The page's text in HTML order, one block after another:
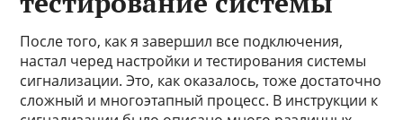
После того, как я завершил все подключения,
настал черед настройки и тестирования системы
сигнализации. Это, как оказалось, тоже достаточно
сложный и многоэтапный процесс. В инструкции к